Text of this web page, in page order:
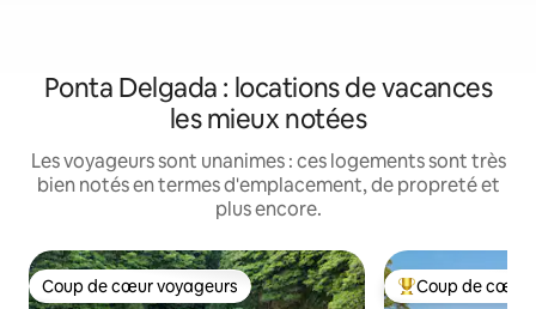
Ponta Delgada : locations de vacances
les mieux notées
Les voyageurs sont unanimes : ces logements sont très
bien notés en termes d'emplacement, de propreté et
plus encore.
Coup de cœur voyageurs
Coup de cœur voyageurs Coups de cœur
Coup de cœur